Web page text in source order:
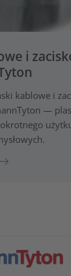
i
kablowe i
—